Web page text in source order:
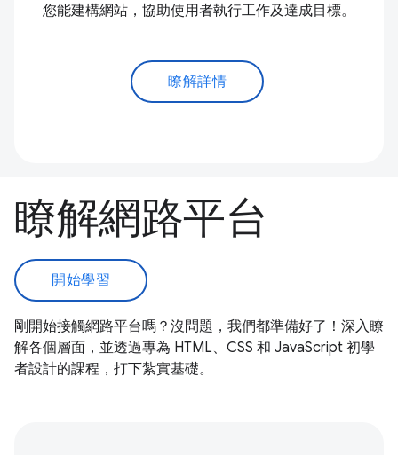
您能建構網站，協助使用者執行工作及達成目標。
瞭解詳情
瞭解網路平台
開始學習
剛開始接觸網路平台嗎？沒問題，我們都準備好了！深入瞭
解各個層面，並透過專為 HTML、CSS 和 JavaScript 初學
者設計的課程，打下紮實基礎。